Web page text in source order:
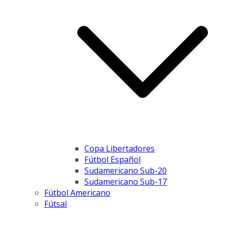
Copa Libertadores
Fútbol Español
Sudamericano Sub-20
Sudamericano Sub-17
Fútbol Americano
Fútsal